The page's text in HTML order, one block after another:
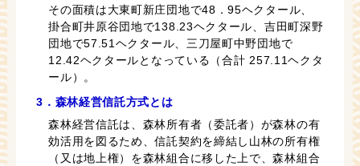
その面積は大東町新庄団地で48．95ヘクタール、
掛合町井原谷団地で138.23ヘクタール、吉田町深野
団地で57.51ヘクタール、三刀屋町中野団地で
12.42ヘクタールとなっている（合計 257.11ヘクタ
ール）。
3．森林経営信託方式とは
森林経営信託は、森林所有者（委託者）が森林の有
効活用を図るため、信託契約を締結し山林の所有権
（又は地上権）を森林組合に移した上で、森林組合